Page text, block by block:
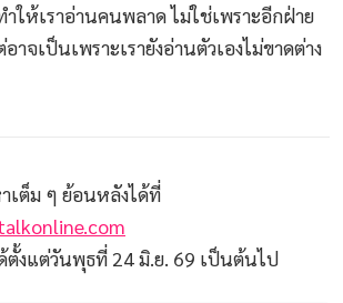
ำให้เราอ่านคนพลาด ไม่ใช่เพราะอีกฝ่าย
าจเป็นเพราะเรายังอ่านตัวเองไม่ขาดต่าง
เต็ม ๆ ย้อนหลังได้ที่
งแต่วันพุธที่ 24 มิ.ย. 69 เป็นต้นไป